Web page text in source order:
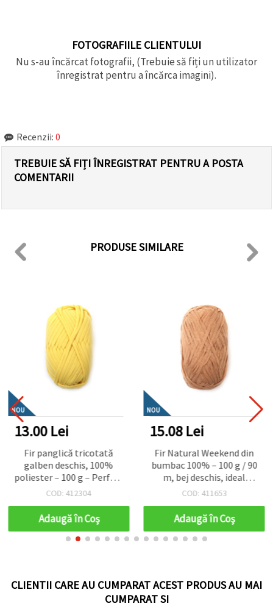
FOTOGRAFIILE CLIENTULUI
Nu s-au încărcat fotografii, (Trebuie să fiți un utilizator
înregistrat pentru a încărca imagini).
Recenzii: 0
TREBUIE SĂ FIȚI ÎNREGISTRAT PENTRU A POSTA
COMENTARII
PRODUSE SIMILARE
NOU
13.00 Lei
Fir panglică tricotată
galben deschis, 100%
poliester – 100 g – Perfect
pentru croșetat, tricotat
COD: 412304
Adaugă în Coş
NOU
15.08 Lei
Fir Natural Weekend din
bumbac 100% – 100 g / 90
m, bej deschis, ideal
pentru tricotat, croșetat
pentru decorațiuni de casă
COD: 411653
Adaugă în Coş
CLIENTII CARE AU CUMPARAT ACEST PRODUS AU MAI
CUMPARAT SI